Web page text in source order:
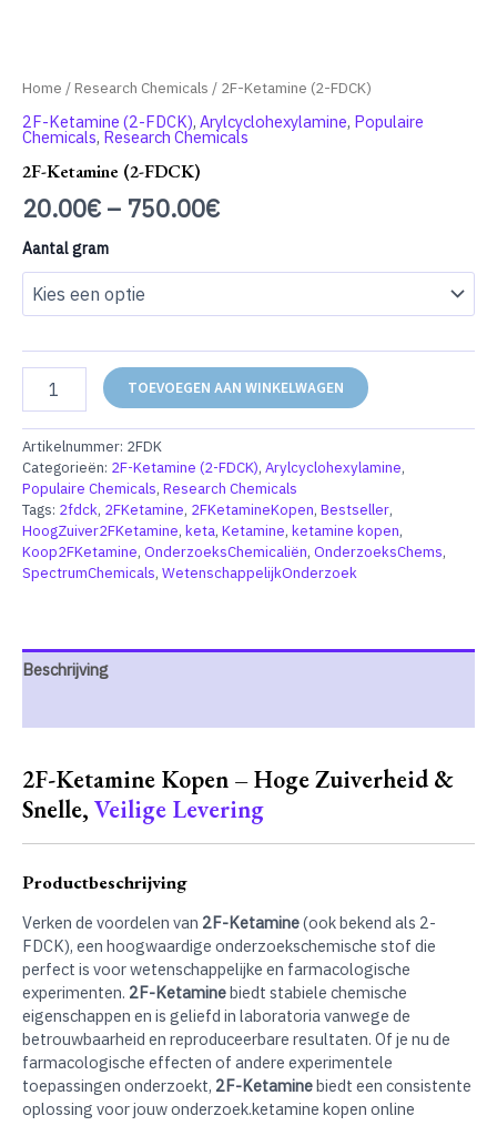
Home /Research Chemicals / 2F-Ketamine (2-FDCK)
2F-Ketamine (2-FDCK), Arylcyclohexylamine, Populaire
Chemicals, Research Chemicals
2F-Ketamine (2-FDCK)
20.00€ – 750.00€
Aantal gram
Ketamine
FDCK)
aantal
TOEVOEGEN AAN WINKELWAGEN
Artikelnummer: 2FDK
Categorieën: 2F-Ketamine (2-FDCK), Arylcyclohexylamine,
Populaire Chemicals, Research Chemicals
Tags: 2fdck, 2FKetamine, 2FKetamineKopen, Bestseller,
HoogZuiver2FKetamine, keta, Ketamine, ketamine kopen,
Koop2FKetamine, OnderzoeksChemicaliën, OnderzoeksChems,
SpectrumChemicals, WetenschappelijkOnderzoek
Beschrijving
2F-Ketamine Kopen – Hoge Zuiverheid &
Snelle, Veilige Levering
Productbeschrijving
Verken de voordelen van 2F-Ketamine(ook bekend als 2-
FDCK), een hoogwaardige onderzoekschemische stof die
perfect is voor wetenschappelijke en farmacologische
experimenten. 2F-Ketaminebiedt stabiele chemische
eigenschappen en is geliefd in laboratoria vanwege de
betrouwbaarheid en reproduceerbare resultaten. Of je nu de
farmacologische effecten of andere experimentele
toepassingen onderzoekt, 2F-Ketaminebiedt een consistente
oplossing voor jouw onderzoek.ketamine kopen online